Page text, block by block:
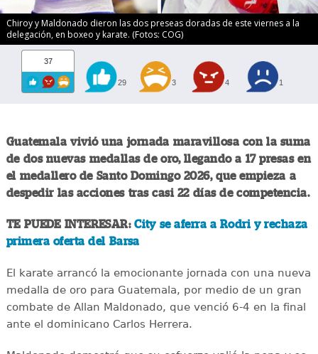
Chiroy y Maldonado dieron las dos preseas doradas de este viernes a la
delegación, en boxeo y karate. (Fotos: COG)
37
29 3 4 1
Guatemala vivió una jornada maravillosa con la suma
de dos nuevas medallas de oro, llegando a 17 presas en
el medallero de Santo Domingo 2026, que empieza a
despedir las acciones tras casi 22 días de competencia.
TE PUEDE INTERESAR:City se aferra a Rodri y rechaza
primera oferta del Barsa
El karate arrancó la emocionante jornada con una nueva
medalla de oro para Guatemala, por medio de un gran
combate de Allan Maldonado, que venció 6-4 en la final
ante el dominicano Carlos Herrera.